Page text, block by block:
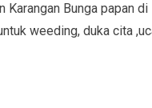
Karangan Bunga papan
weeding, duka cita